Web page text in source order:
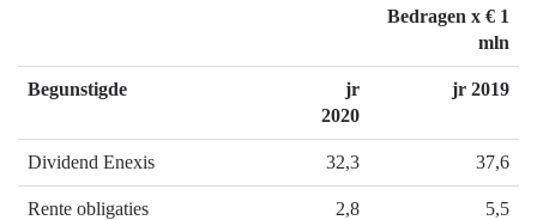
Bedragen x € 1
mln
Begunstigde
jr
2020
jr 2019
Dividend Enexis 32,3 37,6
Rente obligaties 2,8 5,5